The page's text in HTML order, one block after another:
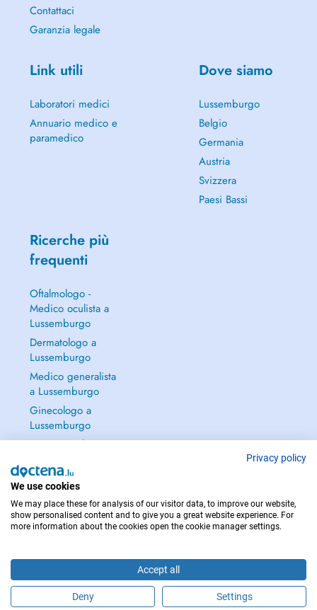
Fissa un appuntamento online
Contattaci
Garanzia legale
Link utili
Laboratori medici
Annuario medico e
paramedico
Dove siamo
Lussemburgo
Belgio
Germania
Austria
Svizzera
Paesi Bassi
Ricerche più
frequenti
Oftalmologo -
Medico oculista a
Lussemburgo
Dermatologo a
Lussemburgo
Medico generalista
a Lussemburgo
Ginecologo a
Lussemburgo
Continua a leggere
PER LE URGENZE, CONSULTARE : 112
Privacy policy
We use cookies
We may place these for analysis of our visitor data, to improve our website,
show personalised content and to give you a great website experience. For
more information about the cookies open the cookie manager settings.
Accept all
Deny Settings